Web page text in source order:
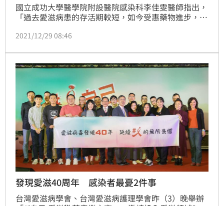
國立成功大學醫學院附設醫院感染科李佳雯醫師指出，
「過去愛滋病患的存活期較短，如今受惠藥物進步，只
般人非常接近。所以接下來感染者也都會經歷老化與各
壓、高血脂、糖尿病等。因為活得久，癌症的發生率也
會漸漸提高。」
2021/12/29 08:46
發現愛滋40周年 感染者最憂2件事
台灣愛滋病學會、台灣愛滋病護理學會昨（3）晚舉辦